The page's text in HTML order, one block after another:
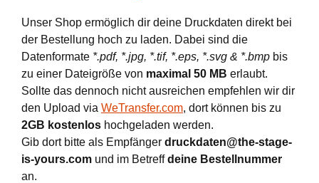
Unser Shop ermöglich dir deine Druckdaten direkt bei
der Bestellung hoch zu laden. Dabei sind die
Datenformate *.pdf, *.jpg, *.tif, *.eps, *.svg & *.bmp bis
zu einer Dateigröße von maximal 50 MB erlaubt.
Sollte das dennoch nicht ausreichen empfehlen wir dir
den Upload via WeTransfer.com, dort können bis zu
2GB kostenlos hochgeladen werden.
Gib dort bitte als Empfänger druckdaten@the-stage-
is-yours.com und im Betreffdeine Bestellnummer
an.